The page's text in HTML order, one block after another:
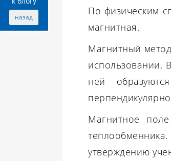
назад
По физическим
магнитная.
Магнитный
использовании.
ней
Магнитное
утверждению